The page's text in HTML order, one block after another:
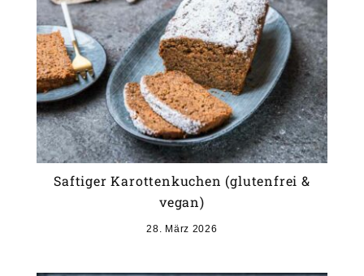
Saftiger Karottenkuchen (glutenfrei &
vegan)
28. März 2026